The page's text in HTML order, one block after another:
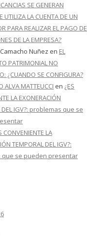
SE GENERAN
UTILIZA LA CUENTA DE UN
PARA REALIZAR EL PAGO DE
DE LA EMPRESA?
Nuñez en EL
PATRIMONIAL NO
¿CUANDO SE CONFIGURA?
ALVA MATTEUCCI en ¿ES
LA EXONERACIÓN
DEL IGV?: problemas que se
CONVENIENTE LA
TEMPORAL DEL IGV?:
que se pueden presentar